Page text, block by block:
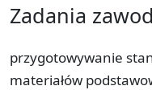
Zadania
przygotowywanie
materiałów